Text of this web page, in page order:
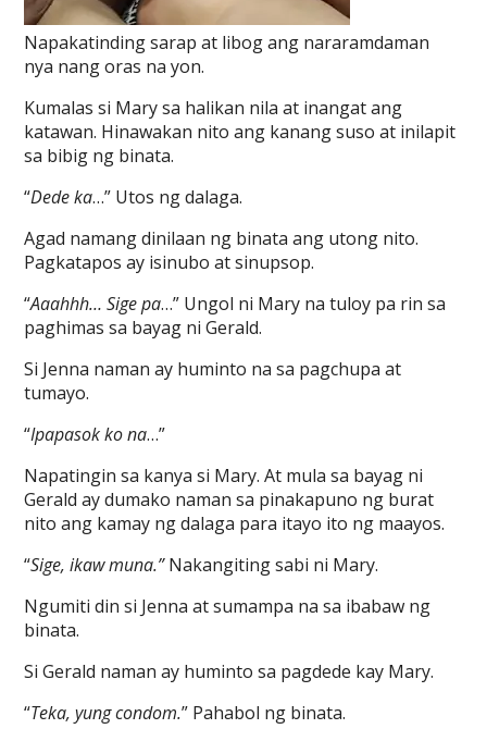
Napakatinding sarap at libog ang nararamdaman
nya nang oras na yon.
Kumalas si Mary sa halikan nila at inangat ang
katawan. Hinawakan nito ang kanang suso at inilapit
sa bibig ng binata.
“Dede ka…” Utos ng dalaga.
Agad namang dinilaan ng binata ang utong nito.
Pagkatapos ay isinubo at sinupsop.
“Aaahhh… Sige pa…” Ungol ni Mary na tuloy pa rin sa
paghimas sa bayag ni Gerald.
Si Jenna naman ay huminto na sa pagchupa at
tumayo.
“Ipapasok ko na…”
Napatingin sa kanya si Mary. At mula sa bayag ni
Gerald ay dumako naman sa pinakapuno ng burat
nito ang kamay ng dalaga para itayo ito ng maayos.
“Sige, ikaw muna.”Nakangiting sabi ni Mary.
Ngumiti din si Jenna at sumampa na sa ibabaw ng
binata.
Si Gerald naman ay huminto sa pagdede kay Mary.
“Teka, yung condom.” Pahabol ng binata.